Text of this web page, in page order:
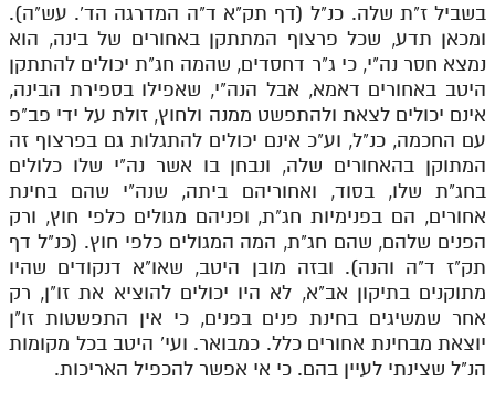
בשביל ז"ת שלה. כנ"ל (דף תק"א ד"ה המדרגה הד'. עש"ה).
ומכאן תדע, שכל פרצוף המתתקן באחורים של בינה, הוא
נמצא חסר נה"י, כי ג"ר דחסדים, שהמה חג"ת יכולים להתתקן
היטב באחורים דאמא, אבל הנה"י, שאפילו בספירת הבינה,
אינם יכולים לצאת ולהתפשט ממנה ולחוץ, זולת על ידי פב"פ
עם החכמה, כנ"ל, וע"כ אינם יכולים להתגלות גם בפרצוף זה
המתוקן בהאחורים שלה, ונבחן בו אשר נה"י שלו כלולים
בחג"ת שלו, בסוד, ואחוריהם ביתה, שנה"י שהם בחינת
אחורים, הם בפנימיות חג"ת, ופניהם מגולים כלפי חוץ, ורק
הפנים שלהם, שהם חג"ת, המה המגולים כלפי חוץ. (כנ"ל דף
תק"ז ד"ה והנה). ובזה מובן היטב, שאו"א דנקודים שהיו
מתוקנים בתיקון אב"א, לא היו יכולים להוציא את זו"ן, רק
אחר שמשיגים בחינת פנים בפנים, כי אין התפשטות זו"ן
יוצאת מבחינת אחורים כלל. כמבואר. ועי' היטב בכל מקומות
הנ"ל שצינתי לעיין בהם. כי אי אפשר להכפיל האריכות.